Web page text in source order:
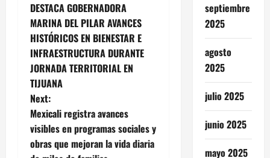
o
s
t
n
a
v
DESTACA GOBERNADORA
MARINA DEL PILAR AVANCES
HISTÓRICOS EN BIENESTAR E
INFRAESTRUCTURA DURANTE
JORNADA TERRITORIAL EN
TIJUANA
Next:
Mexicali registra avances
visibles en programas sociales y
obras que mejoran la vida diaria
septiembre
2025
agosto
2025
julio 2025
junio 2025
mayo 2025